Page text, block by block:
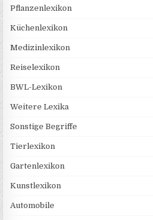
Pflanzenlexikon
Küchenlexikon
Medizinlexikon
Reiselexikon
BWL-Lexikon
Weitere Lexika
Sonstige Begriffe
Tierlexikon
Gartenlexikon
Kunstlexikon
Automobile